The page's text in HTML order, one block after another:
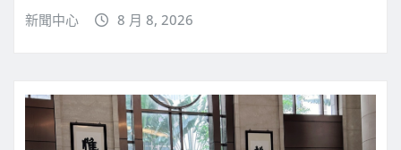
新聞中心 8 月 8, 2026